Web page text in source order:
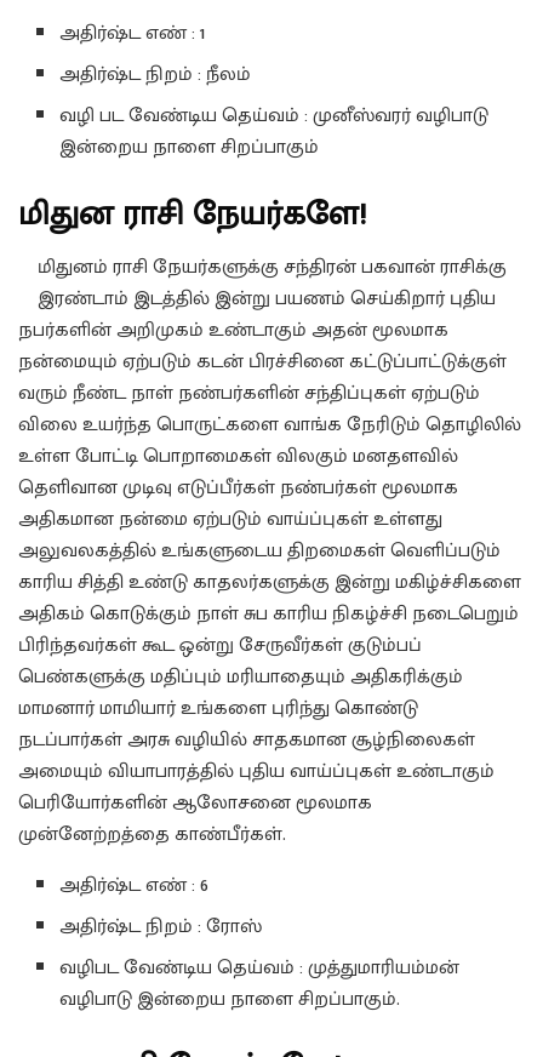
அதிர்ஷ்ட எண் : 1
அதிர்ஷ்ட நிறம் : நீலம்
வழி பட வேண்டிய தெய்வம் : முனீஸ்வரர் வழிபாடு
இன்றைய நாளை சிறப்பாகும்
மிதுன ராசி நேயர்களே!
மிதுனம் ராசி நேயர்களுக்கு சந்திரன் பகவான் ராசிக்கு
இரண்டாம் இடத்தில் இன்று பயணம் செய்கிறார் புதிய
நபர்களின் அறிமுகம் உண்டாகும் அதன் மூலமாக
நன்மையும் ஏற்படும் கடன் பிரச்சினை கட்டுப்பாட்டுக்குள்
வரும் நீண்ட நாள் நண்பர்களின் சந்திப்புகள் ஏற்படும்
விலை உயர்ந்த பொருட்களை வாங்க நேரிடும் தொழிலில்
உள்ள போட்டி பொறாமைகள் விலகும் மனதளவில்
தெளிவான முடிவு எடுப்பீர்கள் நண்பர்கள் மூலமாக
அதிகமான நன்மை ஏற்படும் வாய்ப்புகள் உள்ளது
அலுவலகத்தில் உங்களுடைய திறமைகள் வெளிப்படும்
காரிய சித்தி உண்டு காதலர்களுக்கு இன்று மகிழ்ச்சிகளை
அதிகம் கொடுக்கும் நாள் சுப காரிய நிகழ்ச்சி நடைபெறும்
பிரிந்தவர்கள் கூட ஒன்று சேருவீர்கள் குடும்பப்
பெண்களுக்கு மதிப்பும் மரியாதையும் அதிகரிக்கும்
மாமனார் மாமியார் உங்களை புரிந்து கொண்டு
நடப்பார்கள் அரசு வழியில் சாதகமான சூழ்நிலைகள்
அமையும் வியாபாரத்தில் புதிய வாய்ப்புகள் உண்டாகும்
பெரியோர்களின் ஆலோசனை மூலமாக
முன்னேற்றத்தை காண்பீர்கள்.
அதிர்ஷ்ட எண் : 6
அதிர்ஷ்ட நிறம் : ரோஸ்
வழிபட வேண்டிய தெய்வம் : முத்துமாரியம்மன்
வழிபாடு இன்றைய நாளை சிறப்பாகும்.